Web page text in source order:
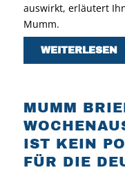
auswirkt, erläutert
Mumm.
WEITERLESEN
MUMM
IST KEIN
FÜR DIE